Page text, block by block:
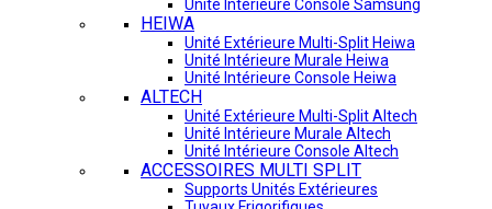
Unité Intérieure Console Samsung
HEIWA
Unité Extérieure Multi-Split Heiwa
Unité Intérieure Murale Heiwa
Unité Intérieure Console Heiwa
ALTECH
Unité Extérieure Multi-Split Altech
Unité Intérieure Murale Altech
Unité Intérieure Console Altech
ACCESSOIRES MULTI SPLIT
Supports Unités Extérieures